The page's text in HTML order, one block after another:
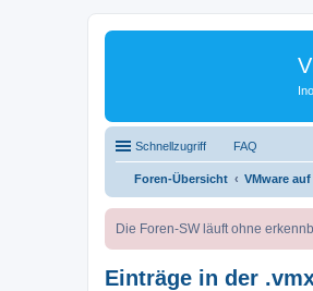
Schnellzugriff FAQ
Foren-Übersicht VMware
Die Foren-SW läuft ohne
Einträge in der